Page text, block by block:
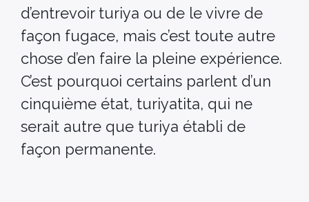
d’entrevoir turiya ou de le vivre de
façon fugace, mais c’est toute autre
chose d’en faire la pleine expérience.
C’est pourquoi certains parlent d’un
cinquième état, turiyatita, qui ne
serait autre que turiya établi de
façon permanente.